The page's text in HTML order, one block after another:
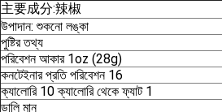
主要成分:辣椒
উপাদান: শুকনো লঙ্কা
পুষ্টির তথ্য
পরিবেশন আকার 1oz (28g)
কনটেইনার প্রতি পরিবেশন 16
ক্যালোরি 10 ক্যালোরি থেকে ফ্যাট 1
ডালি মান